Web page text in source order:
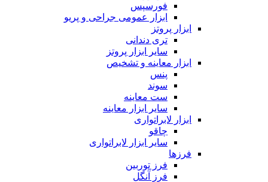
فورسپس
ابزار عمومی جراحی و پریو
ابزار پروتز
تری دندانی
سایر ابزار پروتز
ابزار معاینه و تشخیص
پنس
سوند
ست معاینه
سایر ابزار معاینه
ابزار لابراتواری
چاقو
سایر ابزار لابراتواری
فرزها
فرز توربین
فرز آنگل